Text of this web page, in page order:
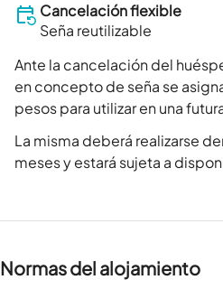
Cancelación flexible
Seña reutilizable
Ante la cancelación del
en concepto de seña se
pesos para utilizar en una
La misma deberá realizarse
meses y estará sujeta a
Normas del alojamiento